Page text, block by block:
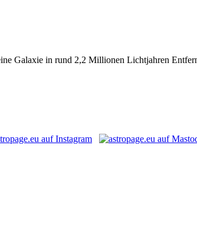
Galaxie in rund 2,2 Millionen Lichtjahren